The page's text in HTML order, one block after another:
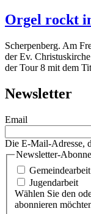
Orgel rockt
Scherpenberg. Am
der Ev.
der Tour 8 mit dem
Newsletter
Email
Die E-Mail-Adresse,
Newsletter-
Gemeindearbeit
Jugendarbeit
Wählen Sie den
abonnieren